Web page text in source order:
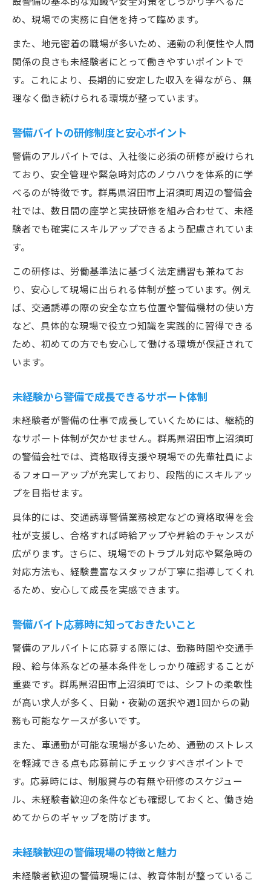
め、現場での実務に自信を持って臨めます。
また、地元密着の職場が多いため、通勤の利便性や人間
関係の良さも未経験者にとって働きやすいポイントで
す。これにより、長期的に安定した収入を得ながら、無
理なく働き続けられる環境が整っています。
警備バイトの研修制度と安心ポイント
警備のアルバイトでは、入社後に必須の研修が設けられ
ており、安全管理や緊急時対応のノウハウを体系的に学
べるのが特徴です。群馬県沼田市上沼須町周辺の警備会
社では、数日間の座学と実技研修を組み合わせて、未経
験者でも確実にスキルアップできるよう配慮されていま
す。
この研修は、労働基準法に基づく法定講習も兼ねてお
り、安心して現場に出られる体制が整っています。例え
ば、交通誘導の際の安全な立ち位置や警備機材の使い方
など、具体的な現場で役立つ知識を実践的に習得できる
ため、初めての方でも安心して働ける環境が保証されて
います。
未経験から警備で成長できるサポート体制
未経験者が警備の仕事で成長していくためには、継続的
なサポート体制が欠かせません。群馬県沼田市上沼須町
の警備会社では、資格取得支援や現場での先輩社員によ
るフォローアップが充実しており、段階的にスキルアッ
プを目指せます。
具体的には、交通誘導警備業務検定などの資格取得を会
社が支援し、合格すれば時給アップや昇給のチャンスが
広がります。さらに、現場でのトラブル対応や緊急時の
対応方法も、経験豊富なスタッフが丁寧に指導してくれ
るため、安心して成長を実感できます。
警備バイト応募時に知っておきたいこと
警備のアルバイトに応募する際には、勤務時間や交通手
段、給与体系などの基本条件をしっかり確認することが
重要です。群馬県沼田市上沼須町では、シフトの柔軟性
が高い求人が多く、日勤・夜勤の選択や週1回からの勤
務も可能なケースが多いです。
また、車通勤が可能な現場が多いため、通勤のストレス
を軽減できる点も応募前にチェックすべきポイントで
す。応募時には、制服貸与の有無や研修のスケジュー
ル、未経験者歓迎の条件なども確認しておくと、働き始
めてからのギャップを防げます。
未経験歓迎の警備現場の特徴と魅力
未経験者歓迎の警備現場には、教育体制が整っているこ